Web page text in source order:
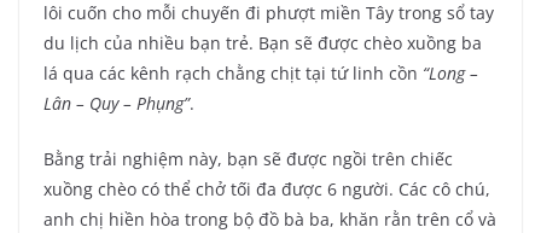
lôi cuốn cho mỗi chuyến đi phượt miền Tây trong sổ tay
du lịch của nhiều bạn trẻ. Bạn sẽ được chèo xuồng ba
lá qua các kênh rạch chằng chịt tại tứ linh cồn “Long –
Lân – Quy – Phụng”.
Bằng trải nghiệm này, bạn sẽ được ngồi trên chiếc
xuồng chèo có thể chở tối đa được 6 người. Các cô chú,
anh chị hiền hòa trong bộ đồ bà ba, khăn rằn trên cổ và